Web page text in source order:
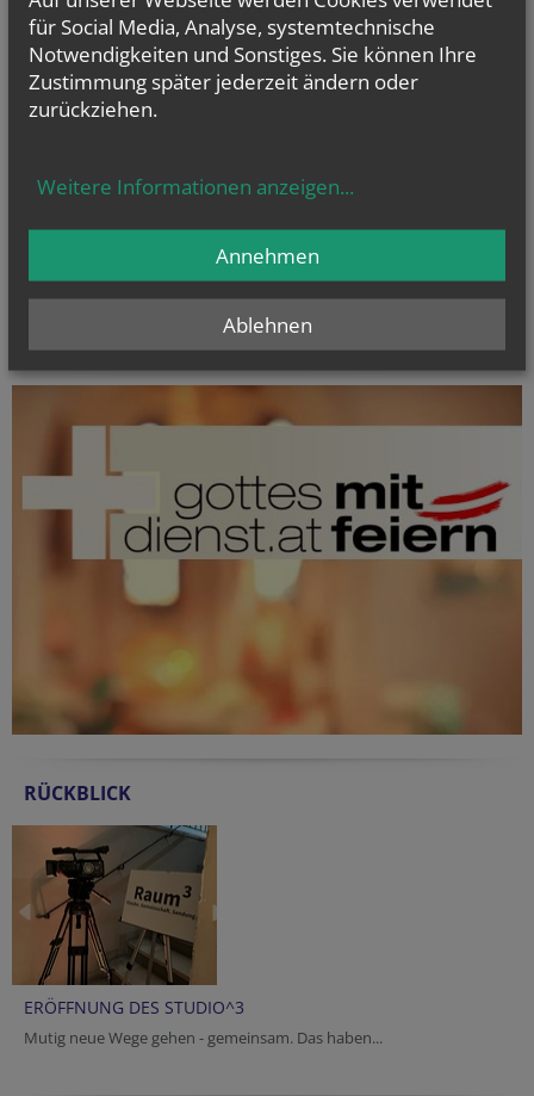
RÜCKBLICK
ERÖFFNUNG DES STUDIO^3
Mutig neue Wege gehen - gemeinsam. Das haben...
für Social Media, Analyse, systemtechnische
Notwendigkeiten und Sonstiges. Sie können Ihre
Zustimmung später jederzeit ändern oder
zurückziehen.
Weitere Informationen anzeigen...
Ablehnen
Annehmen